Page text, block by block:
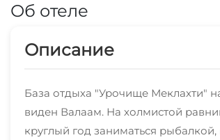
Об отеле
Описание
База отдыха "Урочище Меклахти"
виден Валаам. На холмистой
круглый год заниматься